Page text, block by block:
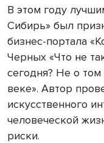
В этом году
Сибирь» был
бизнес-портала
Черных «Что не
сегодня? Не о
веке». Автор
искусственного
человеческой
риски.